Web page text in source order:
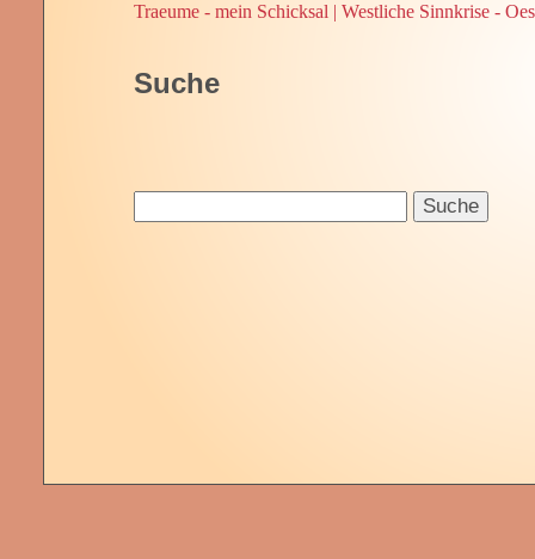
Traeume - mein Schicksal | Westliche Sinnkrise -
Suche